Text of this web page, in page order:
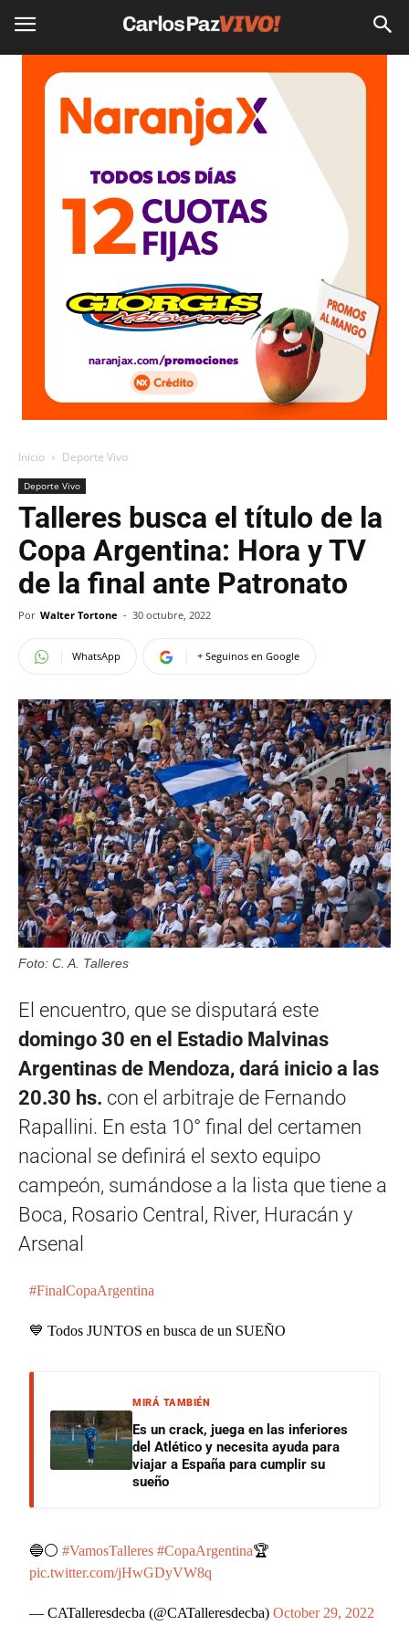
Inicio Deporte Vivo
Deporte Vivo
Talleres busca el título de la
Copa Argentina: Hora y TV
de la final ante Patronato
Por Walter Tortone - 30 octubre, 2022
WhatsApp + Seguinos en Google
Foto: C. A. Talleres
El encuentro, que se disputará este
domingo 30 en el Estadio Malvinas
Argentinas de Mendoza, dará inicio a las
20.30 hs. con el arbitraje de Fernando
Rapallini. En esta 10° final del certamen
nacional se definirá el sexto equipo
campeón, sumándose a la lista que tiene a
Boca, Rosario Central, River, Huracán y
Arsenal
#FinalCopaArgentina
💙 Todos JUNTOS en busca de un SUEÑO
MIRÁ TAMBIÉN
Es un crack, juega en las inferiores
del Atlético y necesita ayuda para
viajar a España para cumplir su
sueño
🔵⚪#VamosTalleres #CopaArgentina🏆
pic.twitter.com/jHwGDyVW8q
— CATalleresdecba (@CATalleresdecba)October 29, 2022